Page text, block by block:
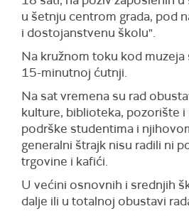
u šetnju centrom grada, pod
i dostojanstvenu školu".
Na kružnom toku kod muzeja
15-minutnoj ćutnji.
Na sat vremena su rad
kulture, biblioteka, pozorište i
podrške studentima i
generalni štrajk nisu radili ni
trgovine i kafići.
U većini osnovnih i srednjih
dalje ili u totalnoj obustavi